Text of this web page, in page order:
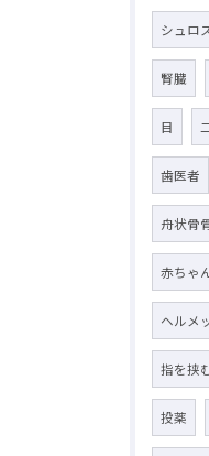
シュロ
腎臓
目
歯医者
舟状骨
赤ちゃ
ヘルメ
指を挟
投薬